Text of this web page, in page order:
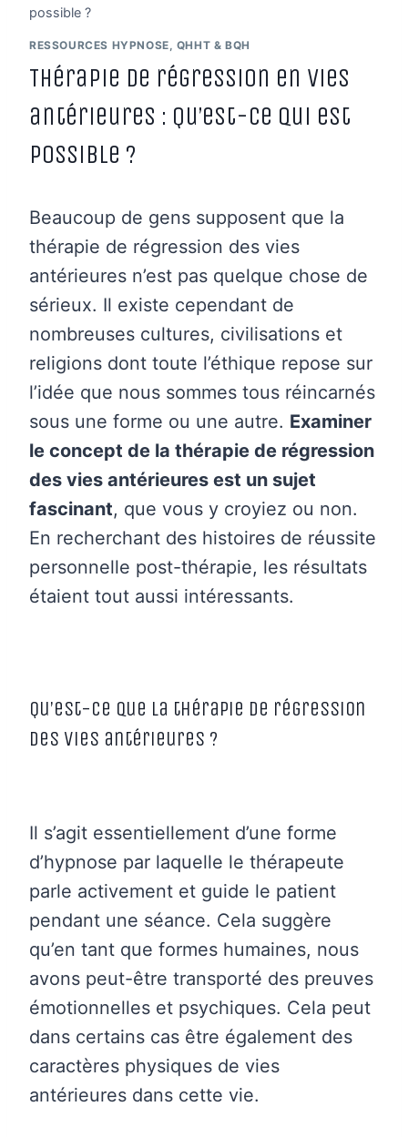
possible ?
RESSOURCES HYPNOSE, QHHT & BQH
Thérapie de régression en vies
antérieures : Qu’est-ce qui est
possible ?
Beaucoup de gens supposent que la
thérapie de régression des vies
antérieures n’est pas quelque chose de
sérieux. Il existe cependant de
nombreuses cultures, civilisations et
religions dont toute l’éthique repose sur
l’idée que nous sommes tous réincarnés
sous une forme ou une autre. Examiner
le concept de la thérapie de régression
des vies antérieures est un sujet
fascinant, que vous y croyiez ou non.
En recherchant des histoires de réussite
personnelle post-thérapie, les résultats
étaient tout aussi intéressants.
Qu’est-ce que la thérapie de régression
des vies antérieures ?
Il s’agit essentiellement d’une forme
d’hypnose par laquelle le thérapeute
parle activement et guide le patient
pendant une séance. Cela suggère
qu’en tant que formes humaines, nous
avons peut-être transporté des preuves
émotionnelles et psychiques. Cela peut
dans certains cas être également des
caractères physiques de vies
antérieures dans cette vie.